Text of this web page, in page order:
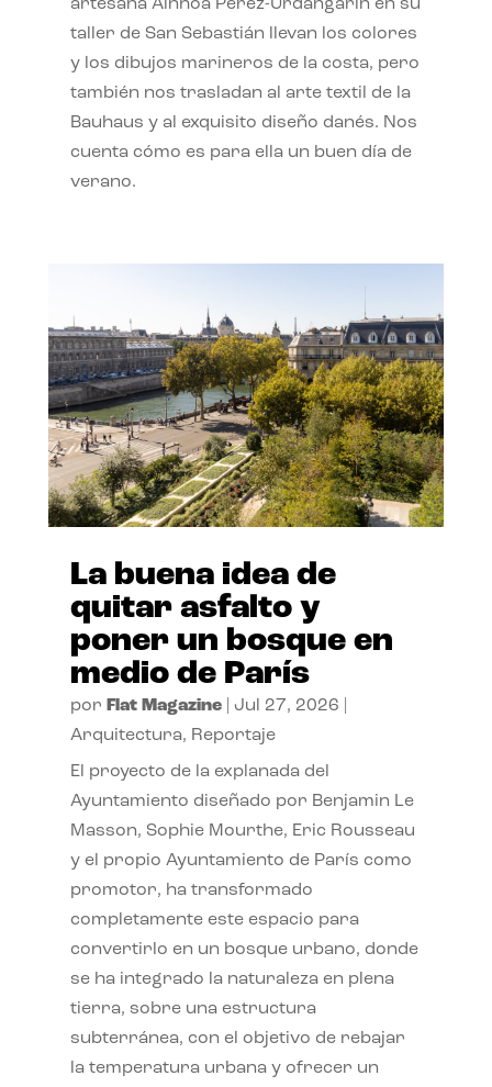
artesana Ainhoa Pérez-Urdangarín en su
taller de San Sebastián llevan los colores
y los dibujos marineros de la costa, pero
también nos trasladan al arte textil de la
Bauhaus y al exquisito diseño danés. Nos
cuenta cómo es para ella un buen día de
verano.
La buena idea de
quitar asfalto y
poner un bosque en
medio de París
por Flat Magazine| Jul 27, 2026
Arquitectura, Reportaje
El proyecto de la explanada del
Ayuntamiento diseñado por Benjamin Le
Masson, Sophie Mourthe, Eric Rousseau
y el propio Ayuntamiento de París como
promotor, ha transformado
completamente este espacio para
convertirlo en un bosque urbano, donde
se ha integrado la naturaleza en plena
tierra, sobre una estructura
subterránea, con el objetivo de rebajar
la temperatura urbana y ofrecer un